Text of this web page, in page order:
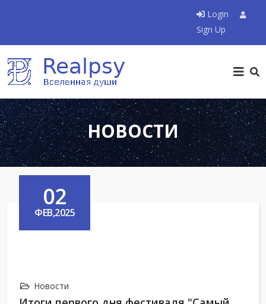
Login
Sign Up
НОВОСТИ
02
ФЕВ,2025
Новости